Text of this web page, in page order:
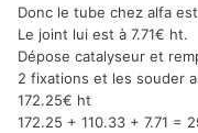
Donc le tube chez alfa
Le joint lui est à 7.71€ ht.
Dépose catalyseur et
2 fixations et les souder
172.25€ ht
172.25 + 110.33 + 7.71 =